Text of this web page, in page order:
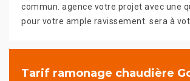
commun. agence votre projet avec une
pour votre ample ravissement. sera à
Tarif ramonage chaudière